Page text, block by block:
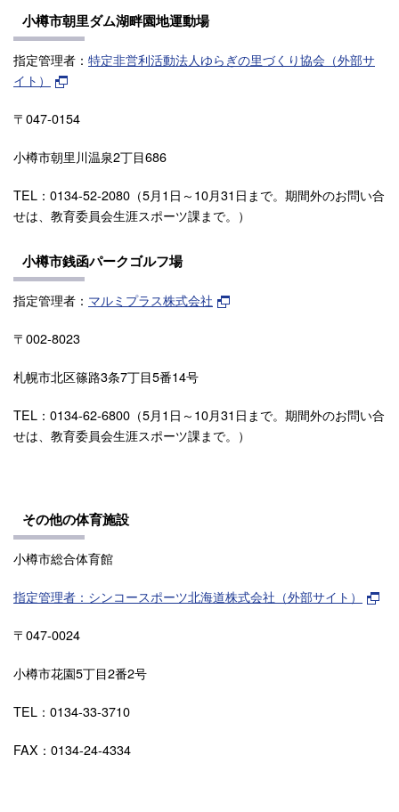
小樽市朝里ダム湖畔園地運動場
指定管理者： 特定非営利活動法人ゆらぎの里づくり協会（外部サ
イト）
〒047-0154
小樽市朝里川温泉2丁目686
TEL：0134-52-2080（5月1日～10月31日まで。期間外のお問い合
せは、教育委員会生涯スポーツ課まで。）
小樽市銭函パークゴルフ場
指定管理者： マルミプラス株式会社
〒002-8023
札幌市北区篠路3条7丁目5番14号
TEL：0134-62-6800（5月1日～10月31日まで。期間外のお問い合
せは、教育委員会生涯スポーツ課まで。）
その他の体育施設
小樽市総合体育館
指定管理者：シンコースポーツ北海道株式会社（外部サイト）
〒047-0024
小樽市花園5丁目2番2号
TEL：0134-33-3710
FAX：0134-24-4334